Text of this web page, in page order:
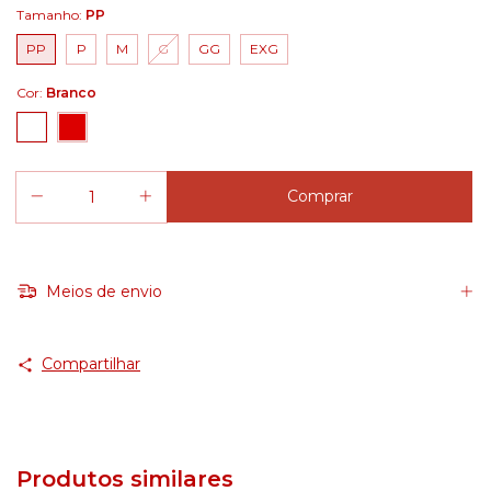
Tamanho: PP
PP P M G GG EXG
Cor: Branco
Meios de envio
Compartilhar
Produtos similares